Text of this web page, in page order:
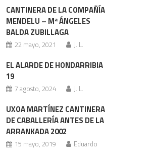
CANTINERA DE LA COMPAÑÍA
MENDELU – Mª ÁNGELES
BALDA ZUBILLAGA
22 mayo, 2021 J. L.
EL ALARDE DE HONDARRIBIA
19
7 agosto, 2024 J. L.
UXOA MARTÍNEZ CANTINERA
DE CABALLERÍA ANTES DE LA
ARRANKADA 2002
15 mayo, 2019 Eduardo